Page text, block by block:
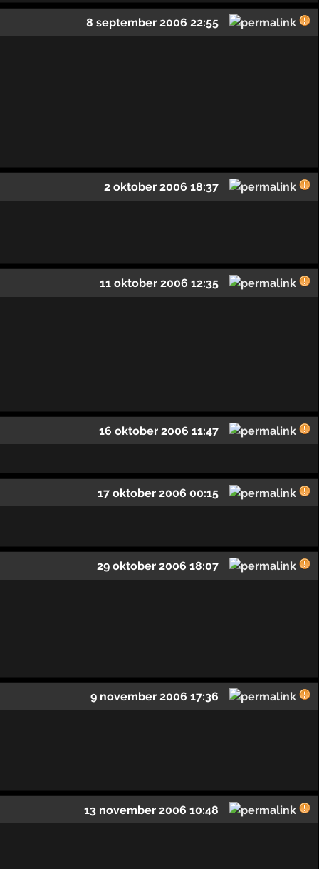
8 september 2006 22:55
2 oktober 2006 18:37
11 oktober 2006 12:35
16 oktober 2006 11:47
17 oktober 2006 00:15
29 oktober 2006 18:07
9 november 2006 17:36
13 november 2006 10:48